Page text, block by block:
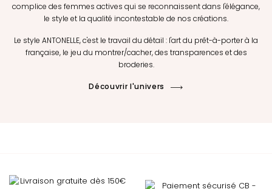
complice des femmes actives qui se reconnaissent dans l'élégance,
le style et la qualité incontestable de nos créations.
Le style ANTONELLE, c'est le travail du détail : l'art du prêt-à-porter à la
française, le jeu du montrer/cacher, des transparences et des
broderies.
Découvrir l'univers